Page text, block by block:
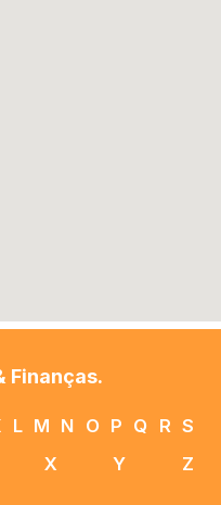
Finanças.
L M N O P Q R S
X Y Z